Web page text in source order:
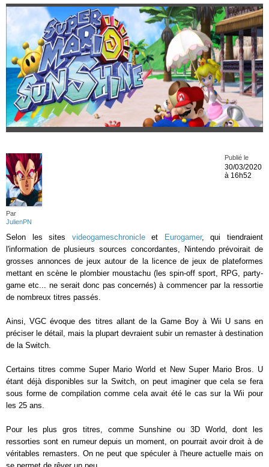
Par
JulienPN
Publié le
30/03/2020
à 16h52
Selon les sites videogameschronicleet Eurogamer, qui tiendraient
l'information de plusieurs sources concordantes, Nintendo prévoirait de
grosses annonces de jeux autour de la licence de jeux de plateformes
mettant en scène le plombier moustachu (les spin-off sport, RPG, party-
game etc... ne serait donc pas concernés) à commencer par la ressortie
de nombreux titres passés.
Ainsi, VGC évoque des titres allant de la Game Boy à Wii U sans en
préciser le détail, mais la plupart devraient subir un remaster à destination
de la Switch.
Certains titres comme Super Mario World et New Super Mario Bros. U
étant déjà disponibles sur la Switch, on peut imaginer que cela se fera
sous forme de compilation comme cela avait été le cas sur la Wii pour
les 25 ans.
Pour les plus gros titres, comme Sunshine ou 3D World, dont les
ressorties sont en rumeur depuis un moment, on pourrait avoir droit à de
véritables remasters. On ne peut que spéculer à l'heure actuelle mais on